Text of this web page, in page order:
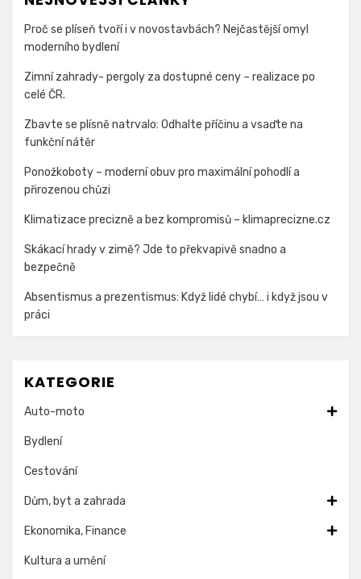
Proč se plíseň tvoří i v novostavbách? Nejčastější omyl
moderního bydlení
Zimní zahrady- pergoly za dostupné ceny – realizace po
celé ČR.
Zbavte se plísně natrvalo: Odhalte příčinu a vsaďte na
funkční nátěr
Ponožkoboty – moderní obuv pro maximální pohodlí a
přirozenou chůzi
Klimatizace precizně a bez kompromisů – klimaprecizne.cz
Skákací hrady v zimě? Jde to překvapivě snadno a
bezpečně
Absentismus a prezentismus: Když lidé chybí… i když jsou v
práci
KATEGORIE
Auto-moto
Bydlení
Cestování
Dům, byt a zahrada
Ekonomika, Finance
Kultura a umění